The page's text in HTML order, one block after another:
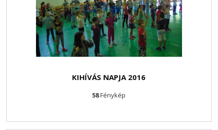
KIHÍVÁS NAPJA 2016
58Fénykép